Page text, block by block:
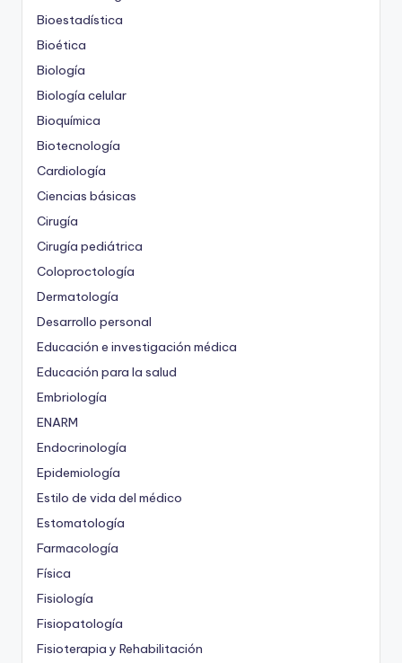
Bioestadística
Bioética
Biología
Biología celular
Bioquímica
Biotecnología
Cardiología
Ciencias básicas
Cirugía
Cirugía pediátrica
Coloproctología
Dermatología
Desarrollo personal
Educación e investigación médica
Educación para la salud
Embriología
ENARM
Endocrinología
Epidemiología
Estilo de vida del médico
Estomatología
Farmacología
Física
Fisiología
Fisiopatología
Fisioterapia y Rehabilitación